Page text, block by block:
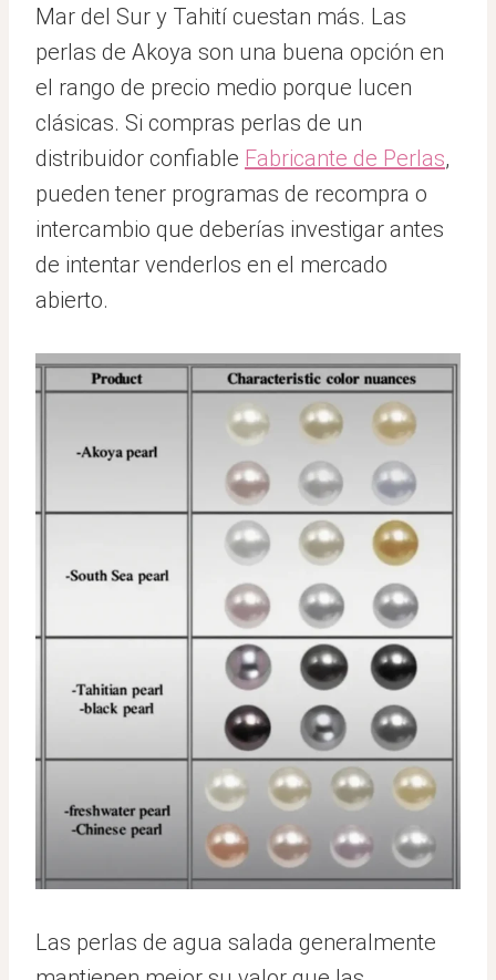
Mar del Sur y Tahití cuestan más. Las
perlas de Akoya son una buena opción en
el rango de precio medio porque lucen
clásicas. Si compras perlas de un
distribuidor confiable Fabricante de Perlas,
pueden tener programas de recompra o
intercambio que deberías investigar antes
de intentar venderlos en el mercado
abierto.
Las perlas de agua salada generalmente